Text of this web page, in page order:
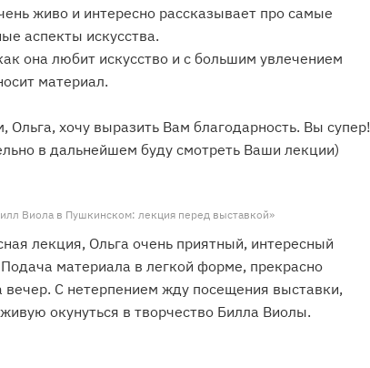
живо и интересно рассказывает про самые
аспекты искусства.
она любит искусство и с большим увлечением
материал.
Ольга, хочу выразить Вам благодарность. Вы супер!
в дальнейшем буду смотреть Ваши лекции)
Виола в Пушкинском: лекция перед выставкой»
лекция, Ольга очень приятный, интересный
материала в легкой форме, прекрасно
вечер. С нетерпением жду посещения выставки,
окунуться в творчество Билла Виолы.